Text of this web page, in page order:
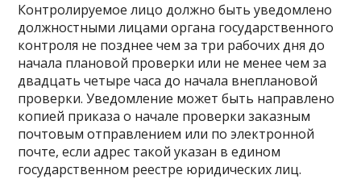
Контролируемое лицо должно быть уведомлено
должностными лицами органа государственного
контроля не позднее чем за три рабочих дня до
начала плановой проверки или не менее чем за
двадцать четыре часа до начала внеплановой
проверки. Уведомление может быть направлено
копией приказа о начале проверки заказным
почтовым отправлением или по электронной
почте, если адрес такой указан в едином
государственном реестре юридических лиц.